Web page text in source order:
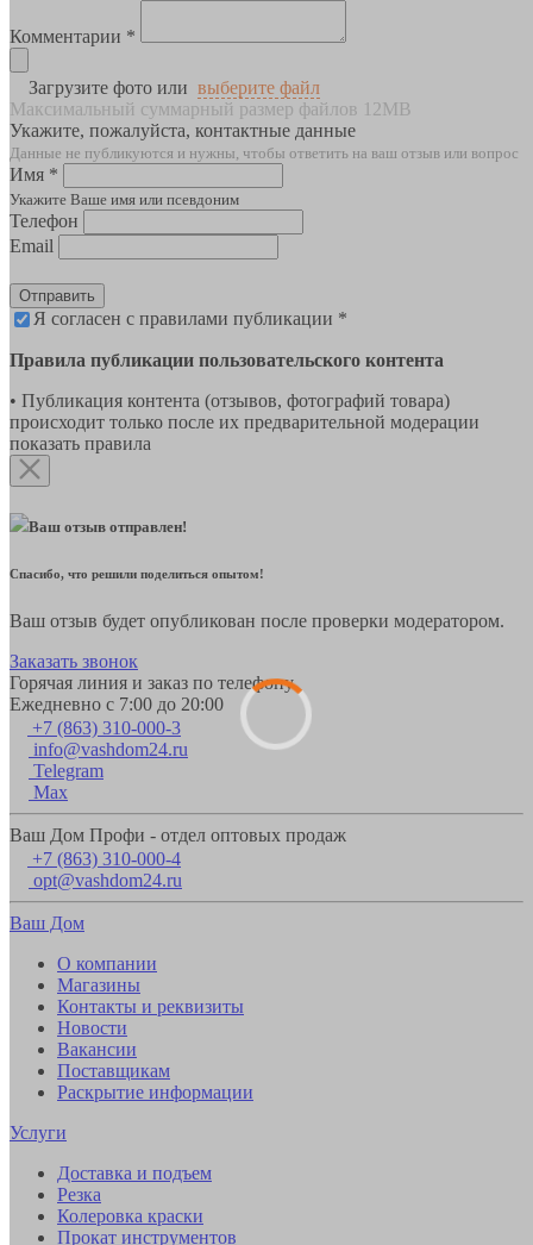
Комментарии *
Загрузите фото или выберите файл
Максимальный суммарный размер файлов 12MB
Укажите, пожалуйста, контактные данные
Данные не публикуются и нужны, чтобы ответить на ваш отзыв или вопрос
Имя *
Укажите Ваше имя или псевдоним
Телефон
Email
Отправить
Я согласен с правилами публикации *
Правила публикации пользовательского контента
• Публикация контента (отзывов, фотографий товара)
происходит только после их предварительной модерации
показать правила
Ваш отзыв отправлен!
Спасибо, что решили поделиться опытом!
Ваш отзыв будет опубликован после проверки модератором.
Заказать звонок
Горячая линия и заказ по телефону
Ежедневно с 7:00 до 20:00
+7 (863) 310-000-3
info@vashdom24.ru
Telegram
Max
Ваш Дом Профи - отдел оптовых продаж
+7 (863) 310-000-4
opt@vashdom24.ru
Ваш Дом
О компании
Магазины
Контакты и реквизиты
Новости
Вакансии
Поставщикам
Раскрытие информации
Услуги
Доставка и подъем
Резка
Колеровка краски
Прокат инструментов